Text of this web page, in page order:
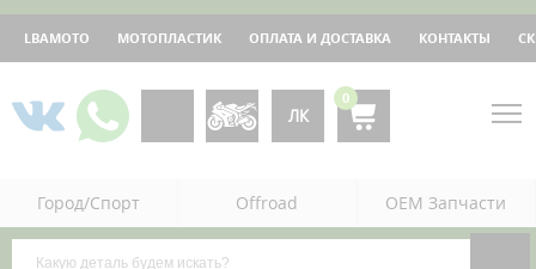
LBAMOTO МОТОПЛАСТИК ОПЛАТА И ДОСТАВКА КОНТАКТЫ
ЛК
0
Город/Спорт Offroad OEM Запчасти